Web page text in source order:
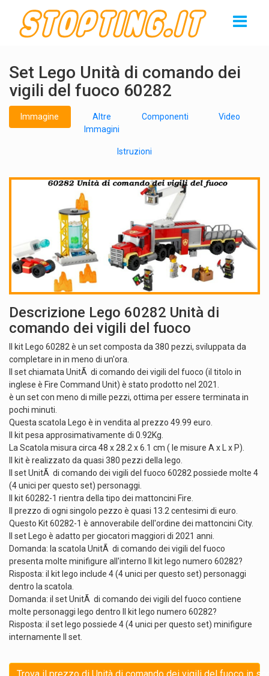
Set Lego Unità di comando dei
vigili del fuoco 60282
Immagine
Altre
Immagini
Componenti Video
Istruzioni
Descrizione Lego 60282 Unità di
comando dei vigili del fuoco
Il kit Lego 60282 è un set composta da 380 pezzi, sviluppata da
completare in in meno di un'ora.
Il set chiamata UnitÃ di comando dei vigili del fuoco (il titolo in
inglese è Fire Command Unit) è stato prodotto nel 2021.
è un set con meno di mille pezzi, ottima per essere terminata in
pochi minuti.
Questa scatola Lego è in vendita al prezzo 49.99 euro.
Il kit pesa approsimativamente di 0.92Kg.
La Scatola misura circa 48 x 28.2 x 6.1 cm ( le misure A x L x P).
Il kit è realizzato da quasi 380 pezzi della lego.
Il set UnitÃ di comando dei vigili del fuoco 60282 possiede molte 4
(4 unici per questo set) personaggi.
Il kit 60282-1 rientra della tipo dei mattoncini Fire.
Il prezzo di ogni singolo pezzo è quasi 13.2 centesimi di euro.
Questo Kit 60282-1 è annoverabile dell'ordine dei mattoncini City.
Il set Lego è adatto per giocatori maggiori di 2021 anni.
Domanda: la scatola UnitÃ di comando dei vigili del fuoco
presenta molte minifigure all'interno Il kit lego numero 60282?
Risposta: il kit lego include 4 (4 unici per questo set) personaggi
dentro la scatola.
Domanda: il set UnitÃ di comando dei vigili del fuoco contiene
molte personaggi lego dentro Il kit lego numero 60282?
Risposta: il set lego possiede 4 (4 unici per questo set) minifigure
internamente Il set.
Trova il prezzo di Unità di comando dei vigili del fuoco in